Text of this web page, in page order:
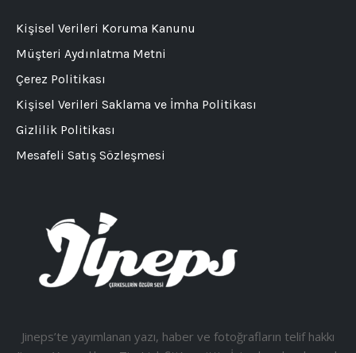
Jineps’te yayımlanan yazı, haber ve fotoğrafların telif hakkı
Kişisel Verileri Koruma Kanunu
Müşteri Aydınlatma Metni
Çerez Politikası
Kişisel Verileri Saklama ve İmha Politikası
Gizlilik Politikası
Mesafeli Satış Sözleşmesi